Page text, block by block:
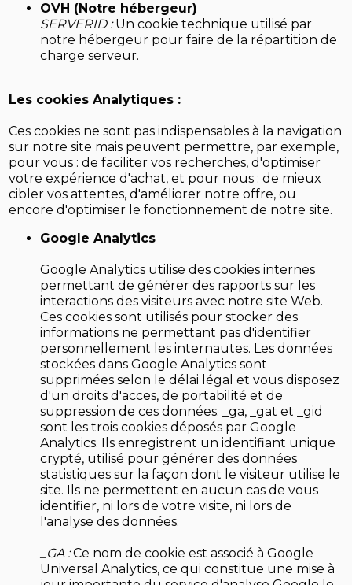
OVH (Notre hébergeur)
SERVERID :Un cookie technique utilisé par
notre hébergeur pour faire de la répartition de
charge serveur.
Les cookies Analytiques :
Ces cookies ne sont pas indispensables à la navigation
sur notre site mais peuvent permettre, par exemple,
pour vous : de faciliter vos recherches, d'optimiser
votre expérience d'achat, et pour nous : de mieux
cibler vos attentes, d'améliorer notre offre, ou
encore d'optimiser le fonctionnement de notre site.
Google Analytics
Google Analytics utilise des cookies internes
permettant de générer des rapports sur les
interactions des visiteurs avec notre site Web.
Ces cookies sont utilisés pour stocker des
informations ne permettant pas d'identifier
personnellement les internautes. Les données
stockées dans Google Analytics sont
supprimées selon le délai légal et vous disposez
d'un droits d'acces, de portabilité et de
suppression de ces données. _ga, _gat et _gid
sont les trois cookies déposés par Google
Analytics. Ils enregistrent un identifiant unique
crypté, utilisé pour générer des données
statistiques sur la façon dont le visiteur utilise le
site. Ils ne permettent en aucun cas de vous
identifier, ni lors de votre visite, ni lors de
l'analyse des données.
_GA :Ce nom de cookie est associé à Google
Universal Analytics, ce qui constitue une mise à